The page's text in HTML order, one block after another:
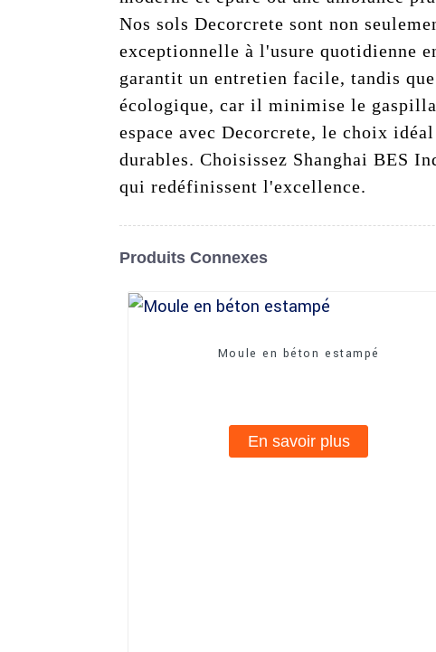
Nos sols Decorcrete sont non
exceptionnelle à l'usure quotidienne
garantit un entretien facile, tandis
écologique, car il minimise le
espace avec Decorcrete, le choix
durables. Choisissez Shanghai BES
qui redéfinissent l'excellence.
Produits Connexes
Moule en béton estampé
En savoir plus